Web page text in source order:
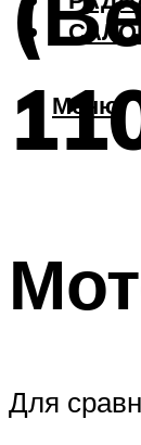
Меню
Для